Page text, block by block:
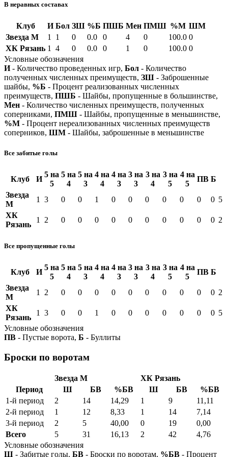
В неравных составах
Клуб И Бол ЗШ %Б ПШБ Мен ПМШ %М ШМ
Звезда М
1 1 0 0.0 0 4 0 100.0 0
ХК Рязань 1 4 0 0.0 0 1 0 100.0 0
Условные обозначения
И- Количество проведенных игр, Бол - Количество
полученных численных преимуществ, ЗШ - Заброшенные
шайбы, %Б - Процент реализованных численных
преимуществ, ПШБ - Шайбы, пропущенные в большинстве,
Мен - Количество численных преимуществ, полученных
соперниками, ПМШ - Шайбы, пропущенные в меньшинстве,
%М - Процент нереализованных численных преимуществ
соперников, ШМ - Шайбы, заброшенные в меньшинстве
Все забитые голы
Клуб И
5 на
5
5 на
4
5 на
3
4 на
4
4 на
3
3 на
3
3 на
4
3 на
5
4 на
5
ПВ Б
Звезда
М
1 3 0 0 1 0 0 0 0 0 0 0 5
ХК
Рязань
1 2 0 0 0 0 0 0 0 0 0 0 2
Все пропущенные голы
Клуб И
5 на
5
5 на
4
5 на
3
4 на
4
4 на
3
3 на
3
3 на
4
3 на
5
4 на
5
ПВ Б
Звезда
М
1 2 0 0 0 0 0 0 0 0 0 0 2
ХК
Рязань
1 3 0 0 1 0 0 0 0 0 0 0 5
Условные обозначения
ПВ - Пустые ворота, Б - Буллиты
Броски по воротам
Звезда М
ХК Рязань
Период
Ш БВ %БВ Ш БВ
%БВ
1-й период
2 14 14,29 1 9
11,11
2-й период
1 12 8,33 1 14
7,14
3-й период
2 5 40,00 0 19
0,00
Всего
5 31 16,13 2 42
4,76
Условные обозначения
Ш - Забитые голы, БВ - Броски по воротам, %БВ - Процент